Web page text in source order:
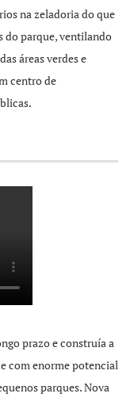
na zeladoria do que
do parque, ventilando
áreas verdes e
centro de
prazo e construía a
com enorme potencial
parques. Nova